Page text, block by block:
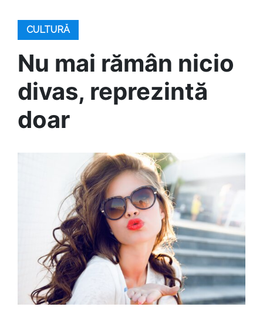
CULTURĂ
Nu mai rămân nicio
divas, reprezintă
doar